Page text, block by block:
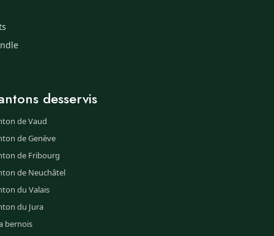
desservis
de Vaud
de Genève
de Fribourg
de Neuchâtel
du Valais
du Jura
bernois